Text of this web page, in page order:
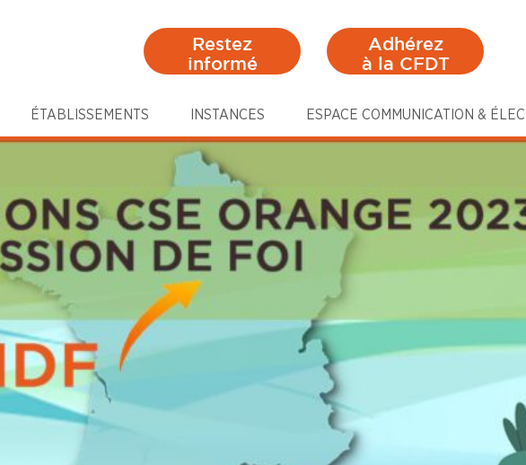
Restez
informé
Adhérez
à la CFDT
ÉTABLISSEMENTS INSTANCES ESPACE COMMUNICATION &